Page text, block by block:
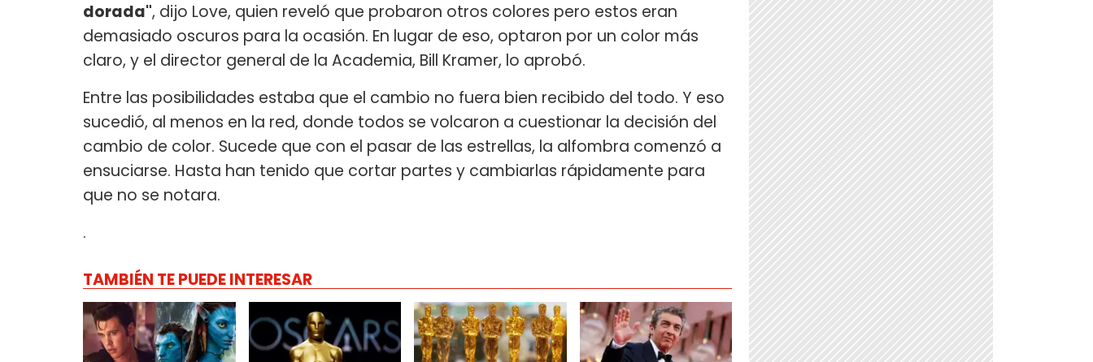
dorada", dijo Love, quien reveló que probaron otros colores pero estos eran
demasiado oscuros para la ocasión. En lugar de eso, optaron por un color más
claro, y el director general de la Academia, Bill Kramer, lo aprobó.
Entre las posibilidades estaba que el cambio no fuera bien recibido del todo. Y eso
sucedió, al menos en la red, donde todos se volcaron a cuestionar la decisión del
cambio de color. Sucede que con el pasar de las estrellas, la alfombra comenzó a
ensuciarse. Hasta han tenido que cortar partes y cambiarlas rápidamente para
que no se notara.
.
TAMBIÉN TE PUEDE INTERESAR